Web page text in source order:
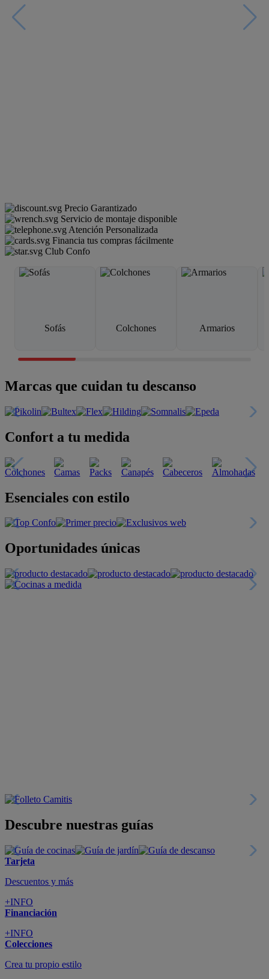
Precio Garantizado
Servicio de montaje disponible
Atención Personalizada
Financia tus compras fácilmente
Club Confo
Sofás Colchones Armarios
Marcas que cuidan tu descanso
Confort a tu medida
Esenciales con estilo
Oportunidades únicas
Descubre nuestras guías
Tarjeta
Descuentos y más
+INFO
Financiación
+INFO
Colecciones
Crea tu propio estilo